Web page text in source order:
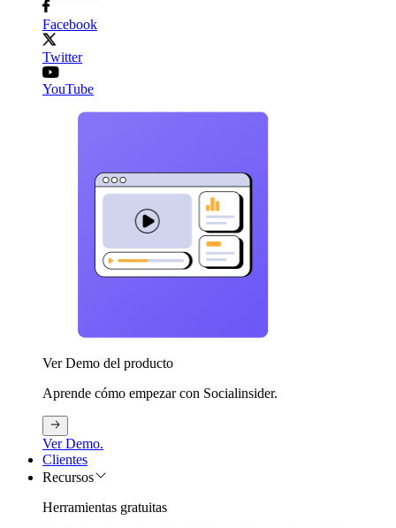
Facebook
Twitter
YouTube
Ver Demo del producto
Aprende cómo empezar con Socialinsider.
Ver Demo.
Clientes
Recursos
Herramientas gratuitas